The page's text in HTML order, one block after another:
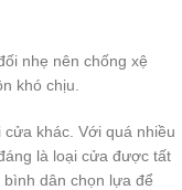
nhẹ nên chống xệ
khó chịu.
khác. Với quá nhiều
là loại cửa được tất
dân chọn lựa để